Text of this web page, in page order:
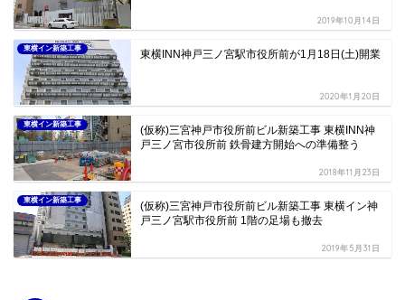
2019年10月14日
東横イン新築工事 東横INN神戸三ノ宮駅市役所前が1月18日(土)開業
2020年1月20日
東横イン新築工事
(仮称)三宮神戸市役所前ビル新築工事 東横INN神
戸三ノ宮市役所前 鉄骨建方開始への準備整う
2018年11月23日
東横イン新築工事
(仮称)三宮神戸市役所前ビル新築工事 東横イン神
戸三ノ宮駅市役所前 1階の足場も撤去
2019年5月31日